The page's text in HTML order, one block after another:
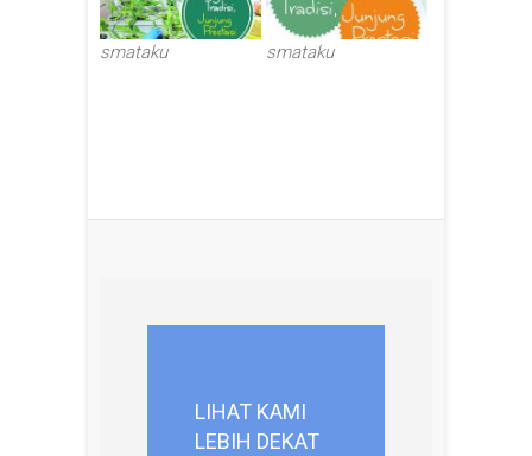
smataku smataku
LIHAT KAMI
LEBIH DEKAT